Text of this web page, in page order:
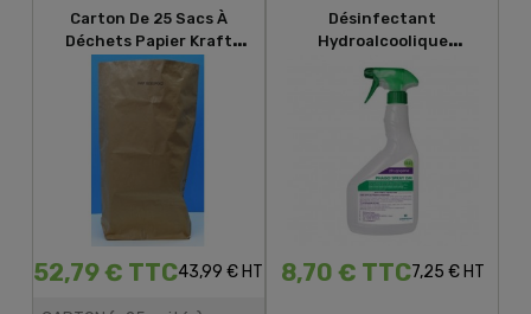
Carton De 25 Sacs À
Déchets Papier Kraft
Double Épaisseur 80L
52,79 € TTC43,99 € HT
Désinfectant
Hydroalcoolique
8,70 € TTC7,25 € HT